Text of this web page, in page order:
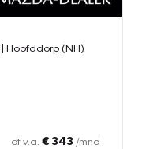
| Hoofddorp (NH)
of v.a. € 343 /mnd